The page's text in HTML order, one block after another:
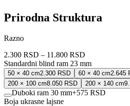
Prirodna Struktura
Razno
2.300 RSD – 11.800 RSD
Standardni blind ram 23 mm
50 × 40 cm2.300 RSD 60 × 40 cm2.645
200 × 100 cm8.050 RSD 200 × 140 cm
Duboki ram 30 mm+575 RSD
Boja ukrasne lajsne